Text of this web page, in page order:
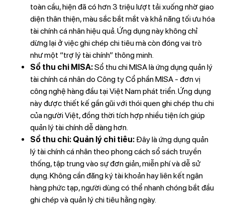
toàn cầu, hiện đã có hơn 3 triệu lượt tải xuống nhờ giao
diện thân thiện, màu sắc bắt mắt và khả năng tối ưu hóa
tài chính cá nhân hiệu quả. Ứng dụng này không chỉ
dừng lại ở việc ghi chép chi tiêu mà còn đóng vai trò
như một “trợ lý tài chính” thông minh.
Sổ thu chi MISA:Sổ thu chi MISA là ứng dụng quản lý
tài chính cá nhân do Công ty Cổ phần MISA - đơn vị
công nghệ hàng đầu tại Việt Nam phát triển. Ứng dụng
này được thiết kế gần gũi với thói quen ghi chép thu chi
của người Việt, đồng thời tích hợp nhiều tiện ích giúp
quản lý tài chính dễ dàng hơn.
Sổ thu chi: Quản lý chi tiêu:Đây là ứng dụng quản
lý tài chính cá nhân theo phong cách sổ sách truyền
thống, tập trung vào sự đơn giản, miễn phí và dễ sử
dụng. Không cần đăng ký tài khoản hay liên kết ngân
hàng phức tạp, người dùng có thể nhanh chóng bắt đầu
ghi chép và quản lý chi tiêu hằng ngày.